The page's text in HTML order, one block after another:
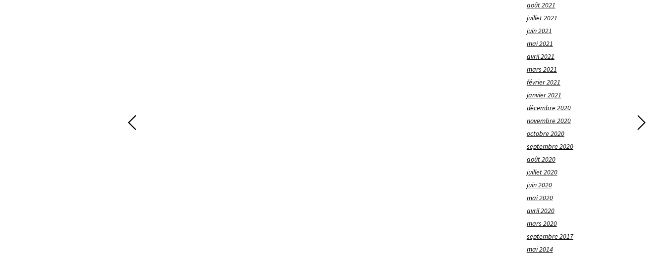
août 2021
juillet 2021
juin 2021
mai 2021
avril 2021
mars 2021
février 2021
janvier 2021
décembre 2020
novembre 2020
octobre 2020
septembre 2020
août 2020
juillet 2020
juin 2020
mai 2020
avril 2020
mars 2020
septembre 2017
mai 2014